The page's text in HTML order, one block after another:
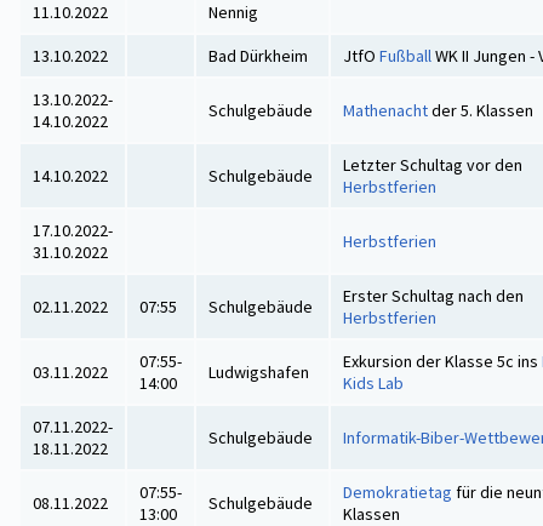
11.10.2022
Nennig
13.10.2022
Bad Dürkheim JtfO FußballWK II Jungen -
13.10.2022-
14.10.2022
Schulgebäude Mathenachtder 5. Klassen
14.10.2022 Schulgebäude
Letzter Schultag vor den
Herbstferien
17.10.2022-
31.10.2022
Herbstferien
02.11.2022 07:55 Schulgebäude
Erster Schultag nach den
Herbstferien
03.11.2022
07:55-
14:00
Ludwigshafen Exkursion der Klasse 5c ins
Kids Lab
07.11.2022-
18.11.2022
Schulgebäude Informatik-Biber-
08.11.2022
07:55-
13:00
Schulgebäude Demokratietag für die
Klassen